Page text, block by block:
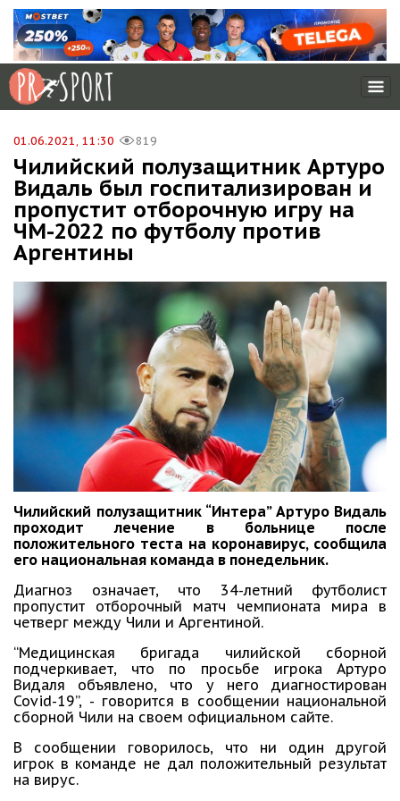
01.06.2021, 11:30 819
Чилийский полузащитник Артуро
Видаль был госпитализирован и
пропустит отборочную игру на
ЧМ-2022 по футболу против
Аргентины
Чилийский полузащитник “Интера” Артуро Видаль
проходит лечение в больнице после
положительного теста на коронавирус, сообщила
его национальная команда в понедельник.
Диагноз означает, что 34-летний футболист
пропустит отборочный матч чемпионата мира в
четверг между Чили и Аргентиной.
“Медицинская бригада чилийской сборной
подчеркивает, что по просьбе игрока Артуро
Видаля объявлено, что у него диагностирован
Covid-19”, - говорится в сообщении национальной
сборной Чили на своем официальном сайте.
В сообщении говорилось, что ни один другой
игрок в команде не дал положительный результат
на вирус.